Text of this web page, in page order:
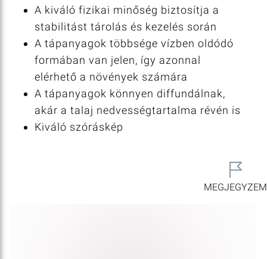
A kiváló fizikai minőség biztosítja a
stabilitást tárolás és kezelés során
A tápanyagok többsége vízben oldódó
formában van jelen, így azonnal
elérhető a növények számára
A tápanyagok könnyen diffundálnak,
akár a talaj nedvességtartalma révén is
Kiváló szóráskép
MEGJEGYZEM